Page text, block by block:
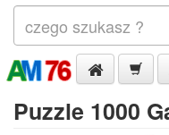
Puzzle 1000